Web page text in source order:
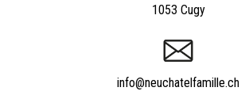
1053 Cugy
info@neuchatelfamille.ch